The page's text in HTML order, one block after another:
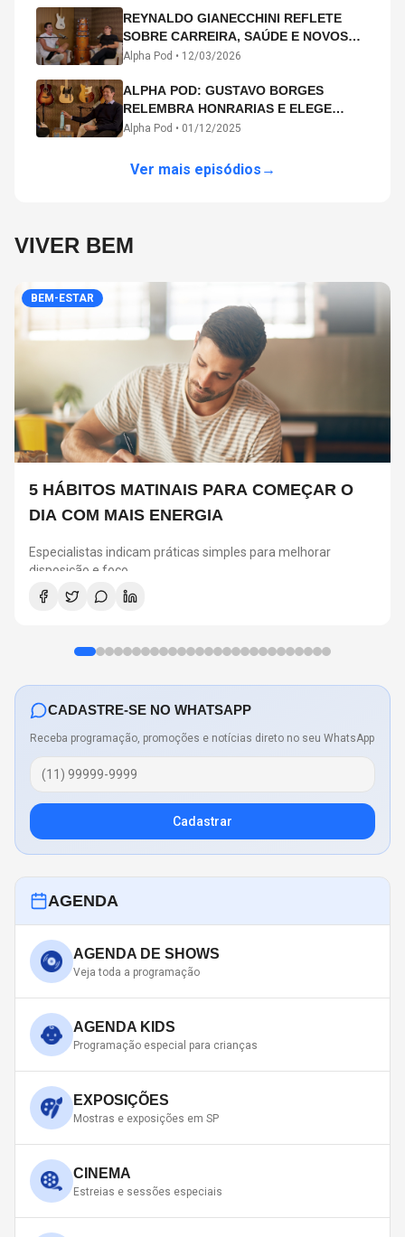
REYNALDO GIANECCHINI REFLETE
SOBRE CARREIRA, SAÚDE E NOVOS
CAMINHOS ARTÍSTICOS NO ALPHA
Alpha Pod • 12/03/2026
ALPHA POD: GUSTAVO BORGES
RELEMBRA HONRARIAS E ELEGE
MICHAEL PHELPS O MAIOR ATLETA DA
Alpha Pod • 01/12/2025
Ver mais episódios →
VIVER BEM
BEM-ESTAR
5 HÁBITOS MATINAIS PARA COMEÇAR O
DIA COM MAIS ENERGIA
Especialistas indicam práticas simples para melhorar
disposição e foco
CADASTRE-SE NO WHATSAPP
Receba programação, promoções e notícias direto no seu WhatsApp
Cadastrar
AGENDA
AGENDA DE SHOWS
Veja toda a programação
AGENDA KIDS
Programação especial para crianças
EXPOSIÇÕES
Mostras e exposições em SP
CINEMA
Estreias e sessões especiais